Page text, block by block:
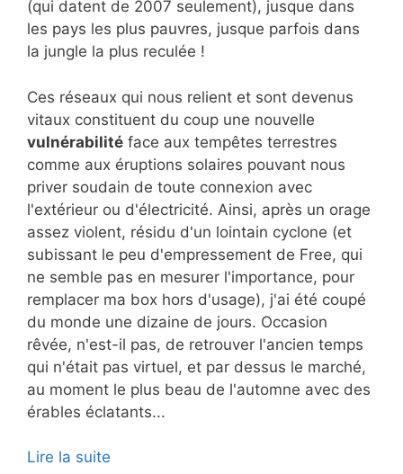
(qui datent de 2007 seulement), jusque dans
les pays les plus pauvres, jusque parfois dans
la jungle la plus reculée !
Ces réseaux qui nous relient et sont devenus
vitaux constituent du coup une nouvelle
vulnérabilité face aux tempêtes terrestres
comme aux éruptions solaires pouvant nous
priver soudain de toute connexion avec
l'extérieur ou d'électricité. Ainsi, après un orage
assez violent, résidu d'un lointain cyclone (et
subissant le peu d'empressement de Free, qui
ne semble pas en mesurer l'importance, pour
remplacer ma box hors d'usage), j'ai été coupé
du monde une dizaine de jours. Occasion
rêvée, n'est-il pas, de retrouver l'ancien temps
qui n'était pas virtuel, et par dessus le marché,
au moment le plus beau de l'automne avec des
érables éclatants...
Lire la suite